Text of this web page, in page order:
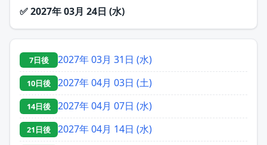
✅2027年 03月 24日 (水)
7日後 2027年 03月 31日 (水)
10日後 2027年 04月 03日 (土)
14日後 2027年 04月 07日 (水)
21日後 2027年 04月 14日 (水)